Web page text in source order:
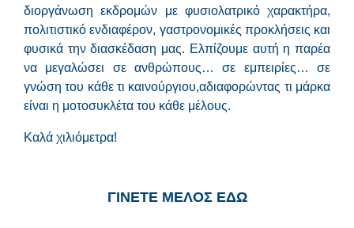
διοργάνωση εκδρομών με φυσιολατρικό χαρακτήρα,
πολιτιστικό ενδιαφέρον, γαστρονομικές προκλήσεις και
φυσικά την διασκέδαση μας. Ελπίζουμε αυτή η παρέα
να μεγαλώσει σε ανθρώπους… σε εμπειρίες… σε
γνώση του κάθε τι καινούργιου,αδιαφορώντας τι μάρκα
είναι η μοτοσυκλέτα του κάθε μέλους.
Καλά χιλιόμετρα!
ΓΙΝΕΤΕ ΜΕΛΟΣ ΕΔΩ